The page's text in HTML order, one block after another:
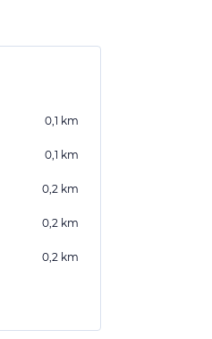
0,1 km
0,1 km
0,2 km
0,2 km
0,2 km